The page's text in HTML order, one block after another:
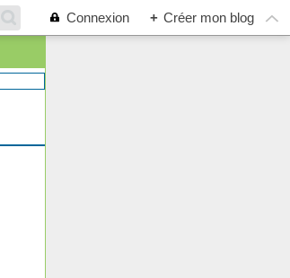
Connexion + Créer mon blog